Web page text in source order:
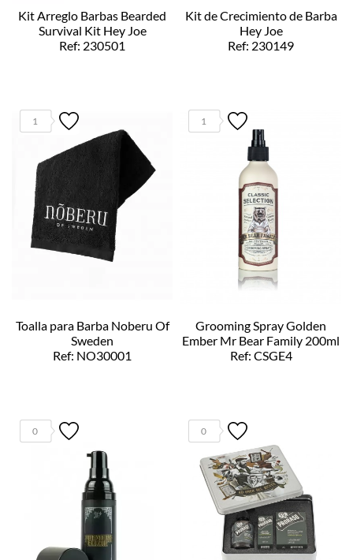
Kit Arreglo Barbas Bearded
Survival Kit Hey Joe
Ref: 230501
Kit de Crecimiento de Barba
Hey Joe
Ref: 230149
1
Toalla para Barba Noberu Of
Sweden
Ref: NO30001
1
Grooming Spray Golden
Ember Mr Bear Family 200ml
Ref: CSGE4
0 0